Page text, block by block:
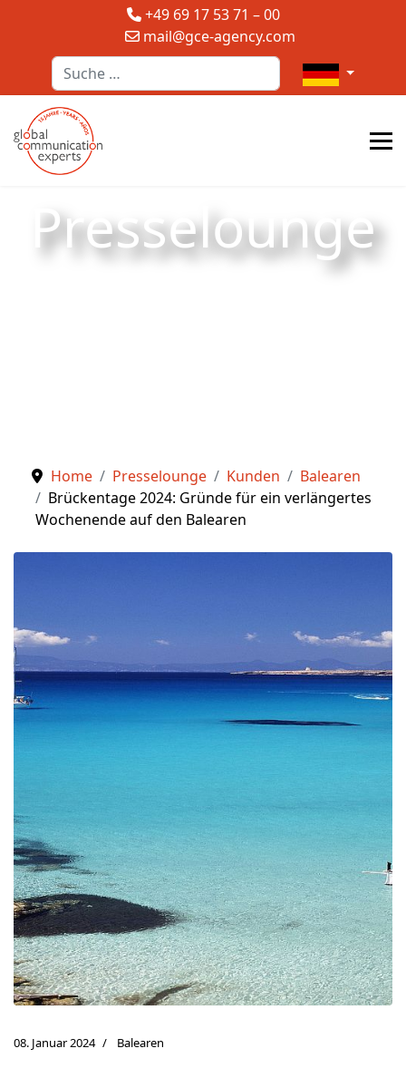
+49 69 17 53 71 – 00
mail@gce-agency.com
Suchen
Sprache
Presselounge
Home Presselounge Kunden
Balearen
Brückentage 2024: Gründe für ein verlängertes
Wochenende auf den Balearen
08. Januar 2024 Balearen